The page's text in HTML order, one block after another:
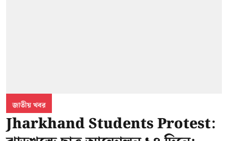
জাতীয় খবর
Jharkhand Students Protest: